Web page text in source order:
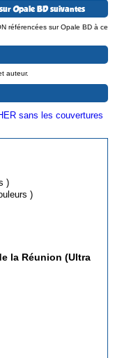
Opale BD suivantes
référencées sur Opale BD à ce
auteur.
sans les couvertures
)
du sanctuaire / Jan 2011 ( Couleurs )
(Ultra